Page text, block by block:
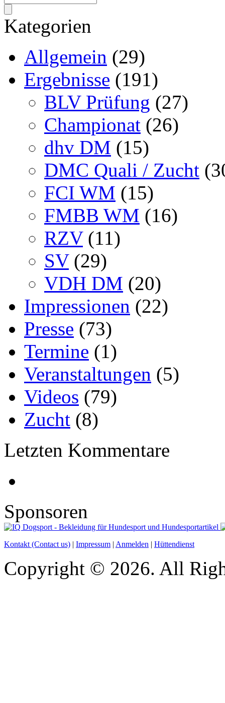
Kategorien
Allgemein (29)
Ergebnisse (191)
BLV Prüfung (27)
Championat (26)
dhv DM (15)
DMC Quali / Zucht
FCI WM (15)
FMBB WM (16)
RZV(11)
SV(29)
VDH DM (20)
Impressionen (22)
Presse (73)
Termine (1)
Veranstaltungen (5)
Videos (79)
Zucht (8)
Letzten Kommentare
Sponsoren
Kontakt (Contact us) | Impressum | Anmelden | Hüttendienst
Copyright © 2026. All